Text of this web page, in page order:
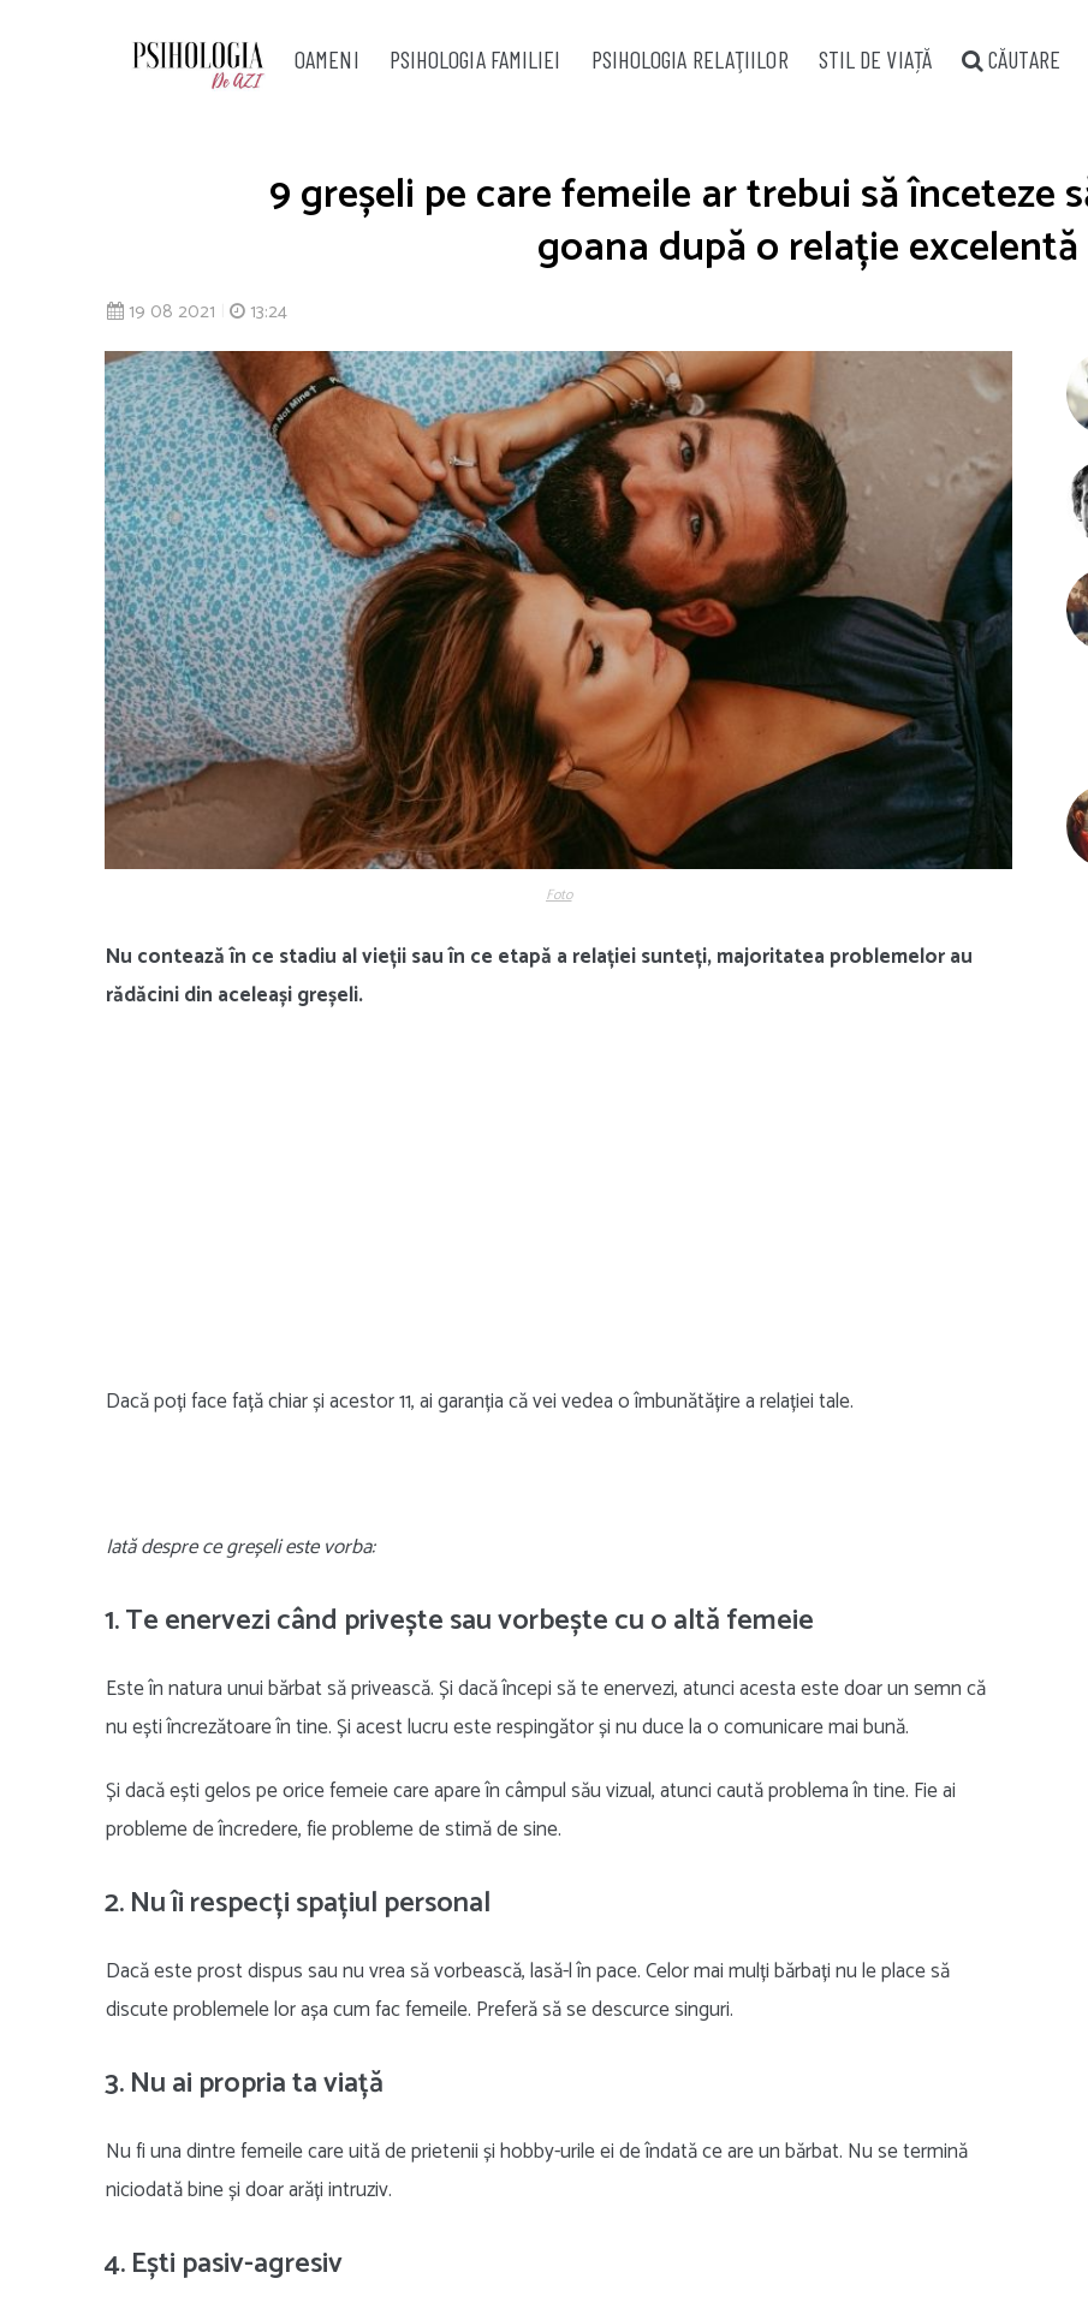
OAMENI PSIHOLOGIA FAMILIEI PSIHOLOGIA RELAŢIILOR STIL DE VIAȚĂ CĂUTARE
9 greșeli pe care femeile ar trebui să înceteze
goana după o relație excelentă
19 08 2021 13:24
Foto
Nu contează în ce stadiu al vieții sau în ce etapă a relației sunteți, majoritatea problemelor au
rădăcini din aceleași greșeli.
Dacă poți face față chiar și acestor 11, ai garanția că vei vedea o îmbunătățire a relației tale.
Iată despre ce greșeli este vorba:
1. Te enervezi când privește sau vorbește cu o altă femeie
Este în natura unui bărbat să privească. Și dacă începi să te enervezi, atunci acesta este doar un semn că
nu ești încrezătoare în tine. Și acest lucru este respingător și nu duce la o comunicare mai bună.
Și dacă ești gelos pe orice femeie care apare în câmpul său vizual, atunci caută problema în tine. Fie ai
probleme de încredere, fie probleme de stimă de sine.
2. Nu îi respecți spațiul personal
Dacă este prost dispus sau nu vrea să vorbească, lasă-l în pace. Celor mai mulți bărbați nu le place să
discute problemele lor așa cum fac femeile. Preferă să se descurce singuri.
3. Nu ai propria ta viață
Nu fi una dintre femeile care uită de prietenii și hobby-urile ei de îndată ce are un bărbat. Nu se termină
niciodată bine și doar arăți intruziv.
4. Ești pasiv-agresiv